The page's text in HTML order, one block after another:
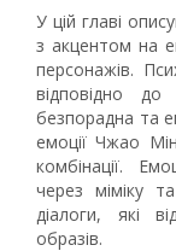
У цій главі
з акцентом на
персонажів.
відповідно до
безпорадна та
емоції Чжао
комбінації.
через міміку
діалоги, які
образів.